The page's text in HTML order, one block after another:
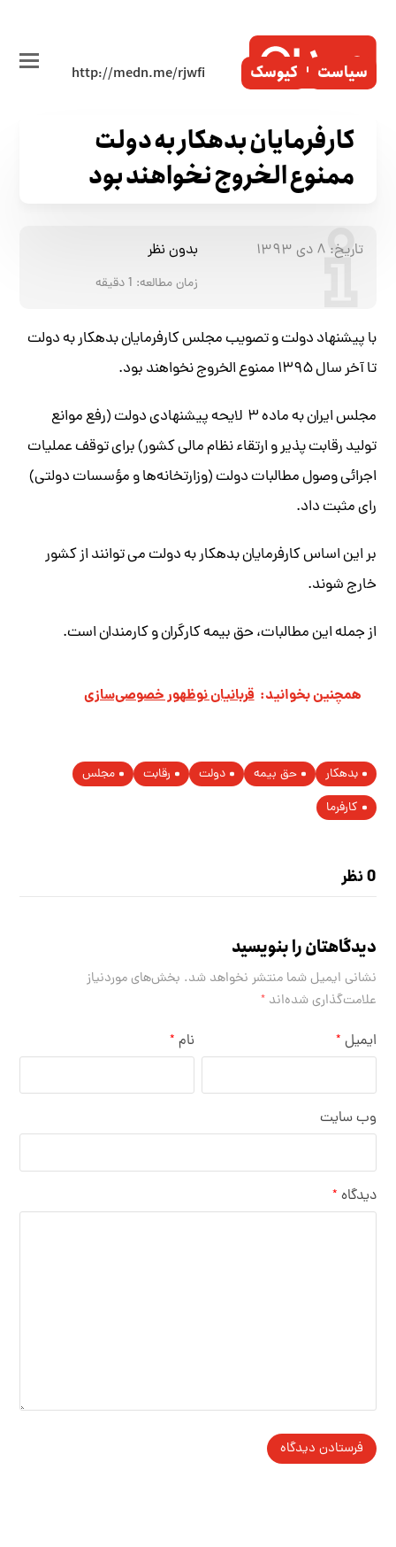
سیاست کیوسک
کارفرمایان بدهکار به دولت
ممنوع الخروج نخواهند بود
تاریخ: ۸ دی ۱۳۹۳ بدون نظر
زمان مطالعه: 1دقیقه
با پیشنهاد دولت و تصویب مجلس کارفرمایان بدهکار به دولت
تا آخر سال ۱۳۹۵ ممنوع الخروج نخواهند بود.
مجلس ایران به ماده ۳ لایحه پیشنهادی دولت (رفع موانع
تولید رقابت پذیر و ارتقاء نظام مالی کشور) برای توقف عملیات
اجرائی وصول مطالبات دولت (وزارتخانه‌ها و مؤسسات دولتی)
رای مثبت داد.
بر این اساس کارفرمایان بدهکار به دولت می توانند از کشور
خارج شوند.
از جمله این مطالبات، حق بیمه کارگران و کارمندان است.
همچنین بخوانید: قربانيان نوظهور خصوصی‌سازی
بدهکار حق بیمه دولت رقابت
مجلس
کارفرما
0 نظر
دیدگاهتان را بنویسید
نشانی ایمیل شما منتشر نخواهد شد. بخش‌های موردنیاز
علامت‌گذاری شده‌اند*
نام * ایمیل *
وب‌ سایت
دیدگاه *